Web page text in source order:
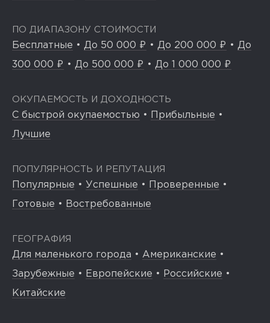
ПО ДИАПАЗОНУ СТОИМОСТИ
Бесплатные • До 50 000 ₽ • До 200 000 ₽ • До
300 000 ₽ • До 500 000 ₽ • До 1 000 000 ₽
ОКУПАЕМОСТЬ И ДОХОДНОСТЬ
С быстрой окупаемостью • Прибыльные •
Лучшие
ПОПУЛЯРНОСТЬ И РЕПУТАЦИЯ
Популярные • Успешные • Проверенные •
Готовые • Востребованные
ГЕОГРАФИЯ
Для маленького города • Американские •
Зарубежные • Европейские • Российские •
Китайские